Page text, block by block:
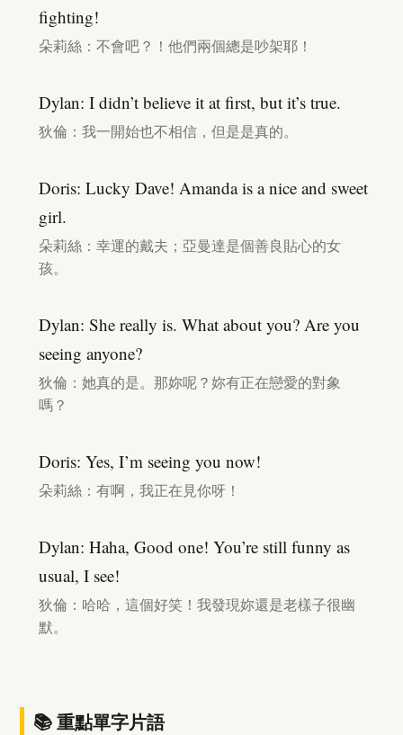
fighting!
朵莉絲：不會吧？！他們兩個總是吵架耶！
Dylan: I didn’t believe it at first, but it’s true.
狄倫：我一開始也不相信，但是是真的。
Doris: Lucky Dave! Amanda is a nice and sweet
girl.
朵莉絲：幸運的戴夫；亞曼達是個善良貼心的女
孩。
Dylan: She really is. What about you? Are you
seeing anyone?
狄倫：她真的是。那妳呢？妳有正在戀愛的對象
嗎？
Doris: Yes, I’m seeing you now!
朵莉絲：有啊，我正在見你呀！
Dylan: Haha, Good one! You’re still funny as
usual, I see!
狄倫：哈哈，這個好笑！我發現妳還是老樣子很幽
默。
📚 重點單字片語